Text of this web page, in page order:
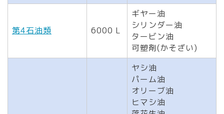
第4石油類 6000 L
ギヤー油
シリンダー油
タービン油
可塑剤(かそざい)
ヤシ油
パーム油
オリーブ油
ヒマシ油